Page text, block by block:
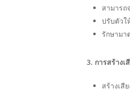
สามารถ
ปรับตัวใ
รักษามา
3. การสร้างเ
สร้างเสี